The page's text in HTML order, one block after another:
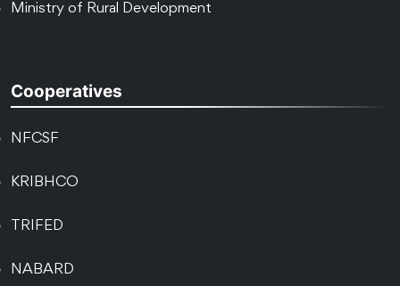
Ministry of Rural Development
Cooperatives
NFCSF
KRIBHCO
TRIFED
NABARD